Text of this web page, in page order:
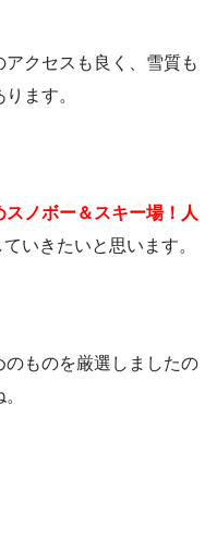
クセスも良く、雪質も
ます。
ノボー＆スキー場！人
いきたいと思います。
ものを厳選しましたの